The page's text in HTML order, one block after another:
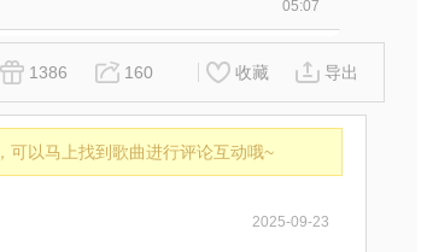
05:07
1386 160 收藏 导出
，可以马上找到歌曲进行评论互动哦~
2025-09-23